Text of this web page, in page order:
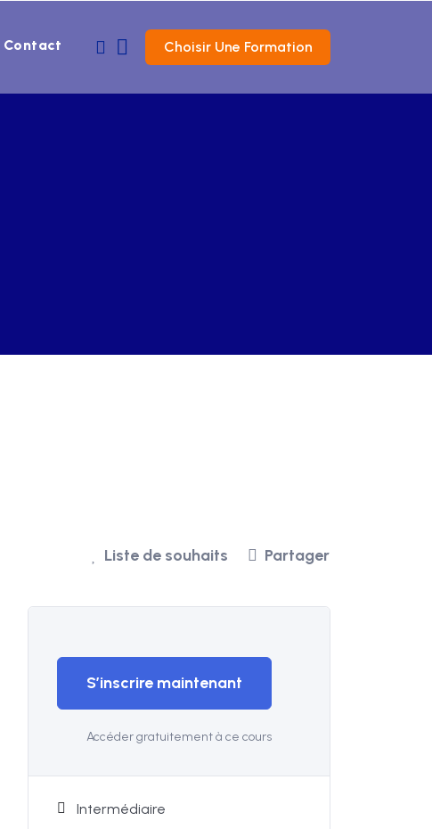
Contact Choisir Une Formation
Liste de souhaits Partager
S’inscrire maintenant
Accéder gratuitement à ce cours
Intermédiaire